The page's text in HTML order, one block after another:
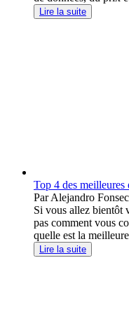
Lire la suite
Top 4 des meilleures
Par Alejandro
Si vous allez bientôt
pas comment vous
quelle est la
Lire la suite